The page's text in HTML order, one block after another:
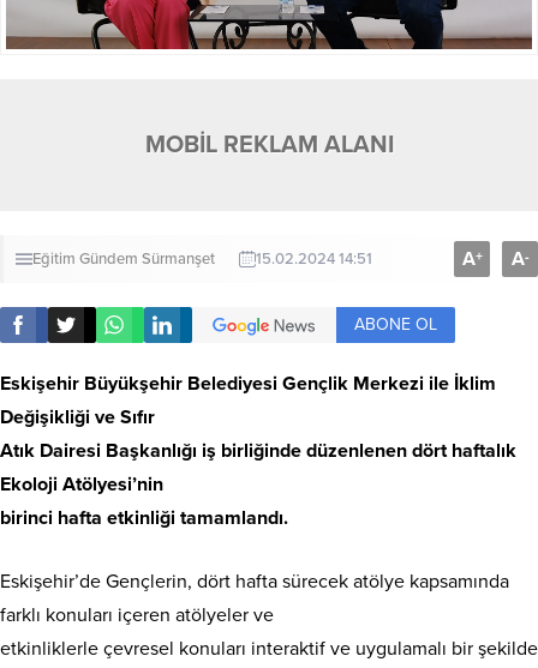
MOBİL REKLAM ALANI
Eğitim Gündem Sürmanşet 15.02.2024 14:51 A+ A-
ABONE OL
Eskişehir Büyükşehir Belediyesi Gençlik Merkezi ile İklim
Değişikliği ve Sıfır
Atık Dairesi Başkanlığı iş birliğinde düzenlenen dört haftalık
Ekoloji Atölyesi’nin
birinci hafta etkinliği tamamlandı.
Eskişehir’de Gençlerin, dört hafta sürecek atölye kapsamında
farklı konuları içeren atölyeler ve
etkinliklerle çevresel konuları interaktif ve uygulamalı bir şekilde